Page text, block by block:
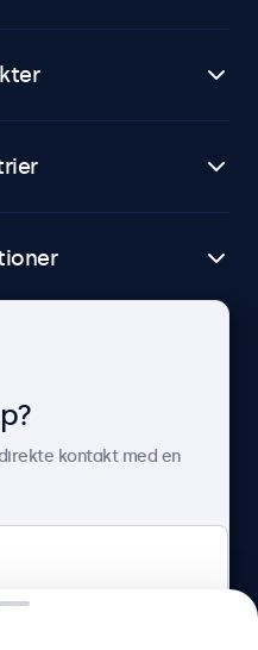
Albertslund, Danmark
kontakt med en